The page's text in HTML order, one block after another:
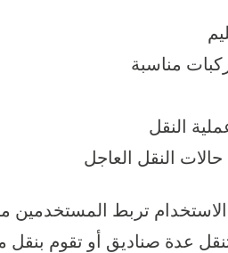
مناسبة
النقل
النقل العاجل
تربط المستخدمين
عدة صناديق أو تقوم